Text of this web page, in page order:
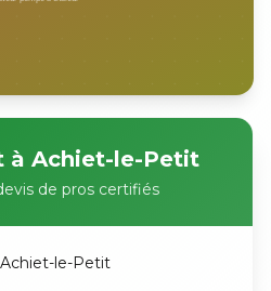
à Achiet-le-Petit
de pros certifiés
le-Petit